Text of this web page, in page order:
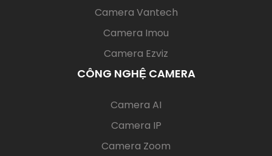
Camera Vantech
Camera Imou
Camera Ezviz
CÔNG NGHỆ CAMERA
Camera AI
Camera IP
Camera Zoom